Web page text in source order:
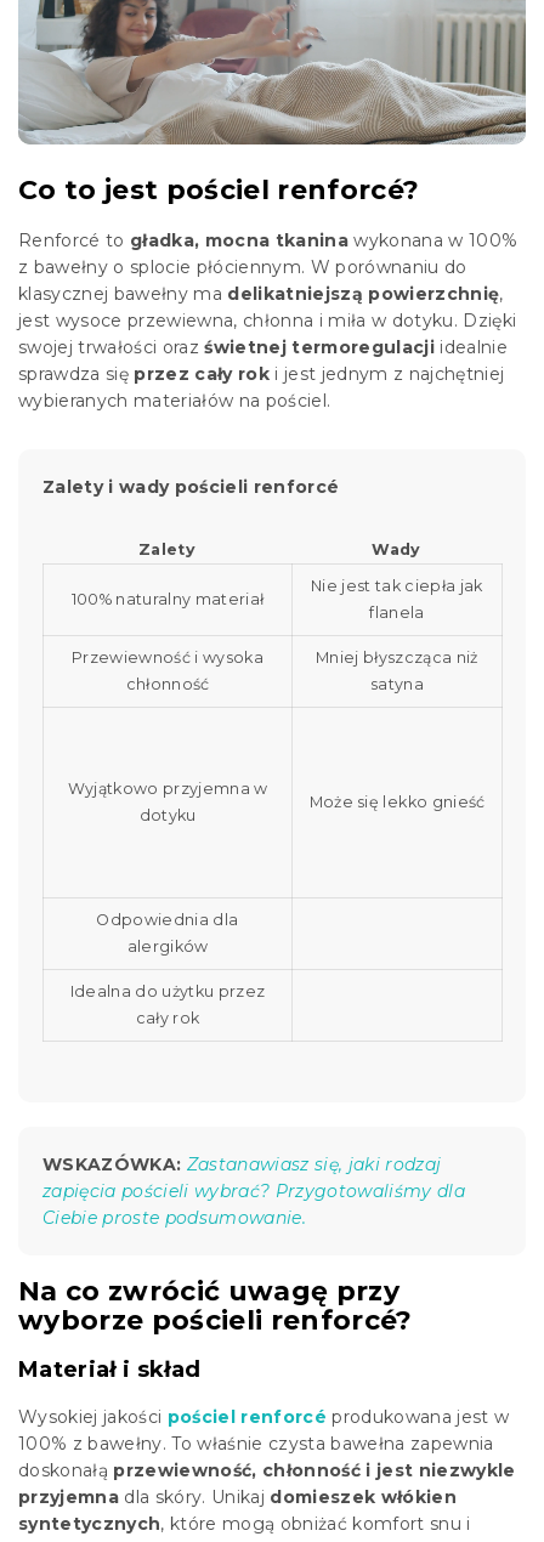
Co to jest pościel renforcé?
Renforcé to gładka, mocna tkanina wykonana w 100%
z bawełny o splocie płóciennym. W porównaniu do
klasycznej bawełny ma delikatniejszą powierzchnię,
jest wysoce przewiewna, chłonna i miła w dotyku. Dzięki
swojej trwałości orazświetnej termoregulacji idealnie
sprawdza się przez cały rok i jest jednym z najchętniej
wybieranych materiałów na pościel.
Zalety i wady pościeli renforcé
Zalety Wady
100% naturalny materiał
Nie jest tak ciepła jak
flanela
Przewiewność i wysoka
chłonność
Mniej błyszcząca niż
satyna
Wyjątkowo przyjemna w
dotyku
Może się lekko gnieść
Odpowiednia dla
alergików
Idealna do użytku przez
cały rok
WSKAZÓWKA: Zastanawiasz się, jaki rodzaj
zapięcia pościeli wybrać? Przygotowaliśmy dla
Ciebie proste podsumowanie.
Na co zwrócić uwagę przy
wyborze pościeli renforcé?
Materiał i skład
Wysokiej jakości pościel renforcé produkowana jest w
100% z bawełny. To właśnie czysta bawełna zapewnia
doskonałą przewiewność, chłonność i jest niezwykle
przyjemna dla skóry. Unikaj domieszek włókien
syntetycznych, które mogą obniżać komfort snu i